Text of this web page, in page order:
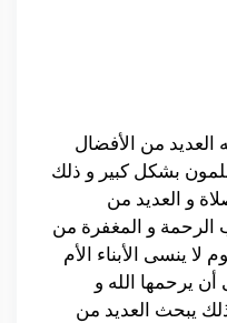
من الأفضال
بشكل كبير و ذلك
و العديد من
الرحمة و المغفرة من
ينسى الأبناء الأم
يرحمها الله و
يبحث العديد من